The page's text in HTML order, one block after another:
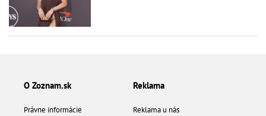
O Zoznam.sk
Právne informácie
Reklama
Reklama u nás